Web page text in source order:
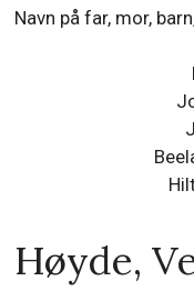
Navn på far, mor,
Høyde,